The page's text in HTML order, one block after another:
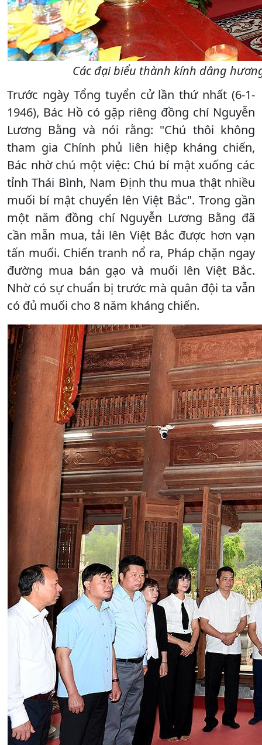
Các đại biểu thành kính dâng
Trước ngày Tổng tuyển cử lần thứ nhất (6-1-
1946), Bác Hồ có gặp riêng đồng chí Nguyễn
Lương Bằng và nói rằng: "Chú thôi không
tham gia Chính phủ liên hiệp kháng chiến,
Bác nhờ chú một việc: Chú bí mật xuống các
tỉnh Thái Bình, Nam Định thu mua thật nhiều
muối bí mật chuyển lên Việt Bắc". Trong gần
một năm đồng chí Nguyễn Lương Bằng đã
cần mẫn mua, tải lên Việt Bắc được hơn vạn
tấn muối. Chiến tranh nổ ra, Pháp chặn ngay
đường mua bán gạo và muối lên Việt Bắc.
Nhờ có sự chuẩn bị trước mà quân đội ta vẫn
có đủ muối cho 8 năm kháng chiến.